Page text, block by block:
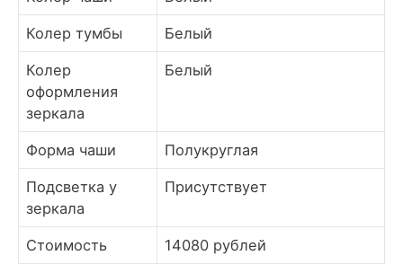
Колер тумбы Белый
Колер
оформления
зеркала
Белый
Форма чаши Полукруглая
Подсветка у
зеркала
Присутствует
Стоимость 14080 рублей